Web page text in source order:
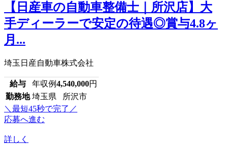
【日産車の自動車整備士｜所沢店】大
手ディーラーで安定の待遇◎賞与4.8ヶ
月...
埼玉日産自動車株式会社
給与 年収例4,540,000円
勤務地 埼玉県 所沢市
＼最短45秒で完了／
応募へ進む
詳しく